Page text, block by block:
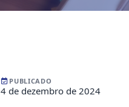
PUBLICADO
4 de dezembro de 2024